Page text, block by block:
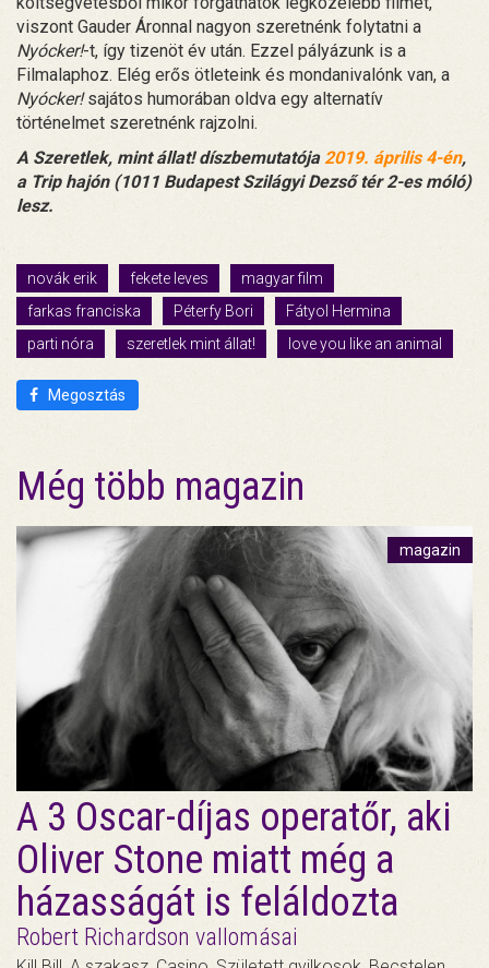
viszont Gauder Áronnal nagyon szeretnénk folytatni a
Nyócker!-t, így tizenöt év után. Ezzel pályázunk is a
Filmalaphoz. Elég erős ötleteink és mondanivalónk van, a
Nyócker!sajátos humorában oldva egy alternatív
történelmet szeretnénk rajzolni.
A Szeretlek, mint állat! díszbemutatója2019. április 4-én,
a Trip hajón (1011 Budapest Szilágyi Dezső tér 2-es móló)
lesz.
novák erik fekete leves
magyar film
farkas franciska
Péterfy Bori
Fátyol Hermina
parti nóra
szeretlek mint állat! love you like an animal
Megosztás
Még több magazin
magazin
A 3 Oscar-díjas operatőr, aki
Oliver Stone miatt még a
házasságát is feláldozta
Robert Richardson vallomásai